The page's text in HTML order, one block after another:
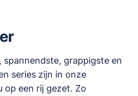
spannendste, grappigste en
series zijn in onze
op een rij gezet. Zo